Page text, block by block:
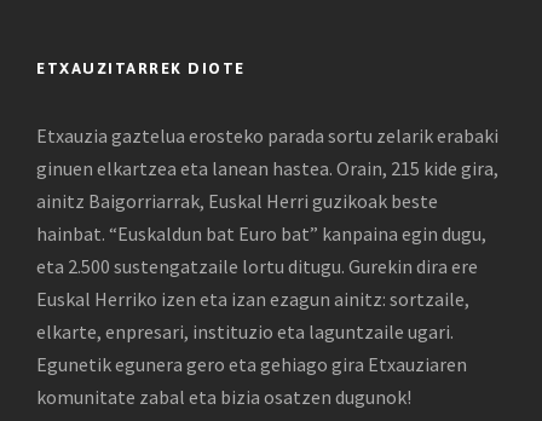
ETXAUZITARREK DIOTE
Etxauzia gaztelua erosteko parada sortu zelarik erabaki
ginuen elkartzea eta lanean hastea. Orain, 215 kide gira,
ainitz Baigorriarrak, Euskal Herri guzikoak beste
hainbat. “Euskaldun bat Euro bat” kanpaina egin dugu,
eta 2.500 sustengatzaile lortu ditugu. Gurekin dira ere
Euskal Herriko izen eta izan ezagun ainitz: sortzaile,
elkarte, enpresari, instituzio eta laguntzaile ugari.
Egunetik egunera gero eta gehiago gira Etxauziaren
komunitate zabal eta bizia osatzen dugunok!